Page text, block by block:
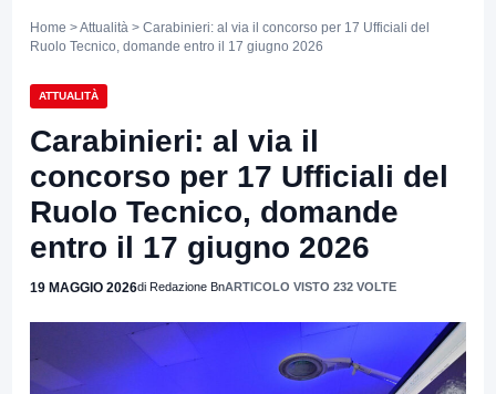
Home >Attualità > Carabinieri: al via il concorso per 17 Ufficiali del
Ruolo Tecnico, domande entro il 17 giugno 2026
ATTUALITÀ
Carabinieri: al via il
concorso per 17 Ufficiali del
Ruolo Tecnico, domande
entro il 17 giugno 2026
19 MAGGIO 2026di Redazione BnARTICOLO VISTO 232 VOLTE